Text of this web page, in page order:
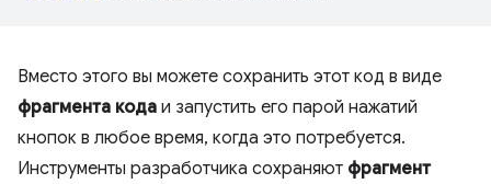
Вместо этого вы можете сохранить этот код в виде
фрагмента кода и запустить его парой нажатий
кнопок в любое время, когда это потребуется.
Инструменты разработчика сохраняют фрагмент